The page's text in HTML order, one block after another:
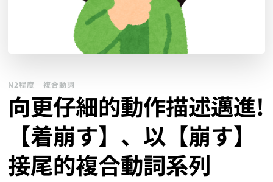
N2程度 複合動詞
向更仔細的動作描述邁進!
【着崩す】、以【崩す】
接尾的複合動詞系列